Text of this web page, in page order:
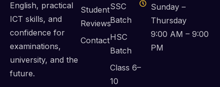
English, practical
ICT skills, and
confidence for
examinations,
university, and the
future.
Student
Reviews
Contact
SSC
Batch
HSC
Batch
Class 6–
10
Sunday –
Thursday
9:00 AM – 9:00
PM